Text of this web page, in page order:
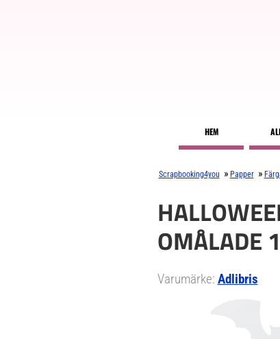
HEM
Scrapbooking4you » Papper »
OMÅLADE
Varumärke: Adlibris